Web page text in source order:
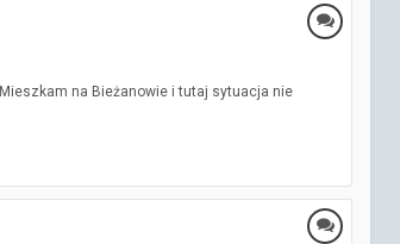
Mieszkam na Bieżanowie i tutaj sytuacja nie